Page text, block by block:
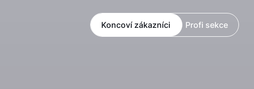
Koncoví zákazníci Profi sekce